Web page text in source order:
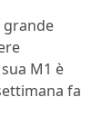
M1 è
fa